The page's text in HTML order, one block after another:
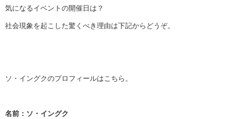
気になるイベントの開催日は？
社会現象を起こした驚くべき理由は下記からどうぞ。
ソ・イングクのプロフィールはこちら。
名前：ソ・イングク